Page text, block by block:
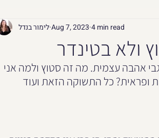
ולא בטינדר
לימור בנדלAug 7, 2023 4 min read
אהבה עצמית. מה זה סטוץ ולמה אני
ופראית? כל התשוקה הזאת ועוד